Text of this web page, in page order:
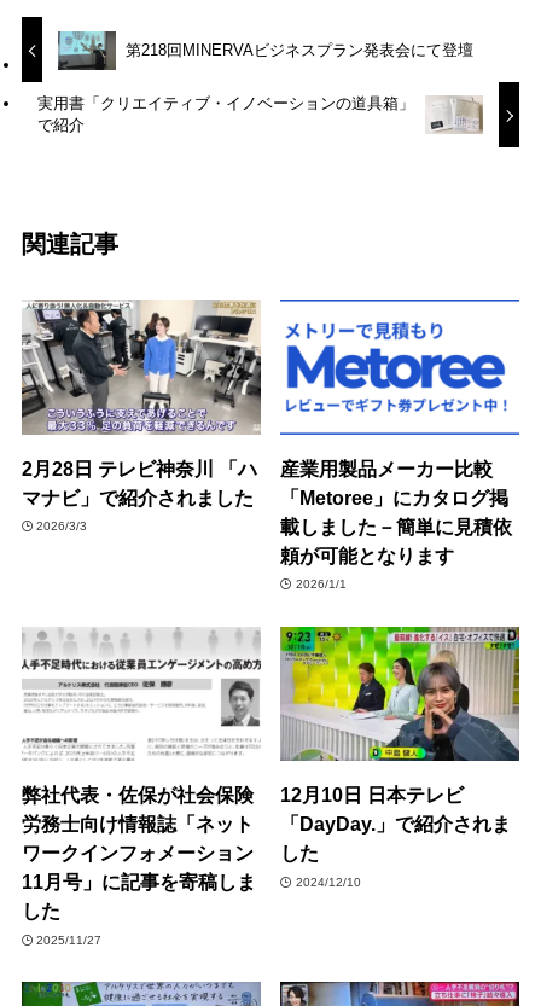
第218回MINERVAビジネスプラン発表会にて登壇
実用書「クリエイティブ・イノベーションの道具箱」
で紹介
関連記事
2月28日 テレビ神奈川 「ハ
マナビ」で紹介されました
2026/3/3
産業用製品メーカー比較
「Metoree」にカタログ掲
載しました－簡単に見積依
頼が可能となります
2026/1/1
弊社代表・佐保が社会保険
労務士向け情報誌「ネット
ワークインフォメーション
11月号」に記事を寄稿しま
した
2025/11/27
12月10日 日本テレビ
「DayDay.」で紹介されま
した
2024/12/10